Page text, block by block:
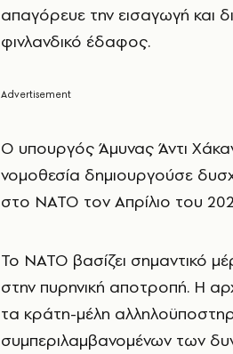
απαγόρευε την εισαγωγή και
φινλανδικό έδαφος.
Ο υπουργός Άμυνας Άντι
νομοθεσία δημιουργούσε
στο ΝΑΤΟ τον Απρίλιο του
Το ΝΑΤΟ βασίζει σημαντικό
στην πυρηνική αποτροπή. Η
τα κράτη-μέλη
συμπεριλαμβανομένων των